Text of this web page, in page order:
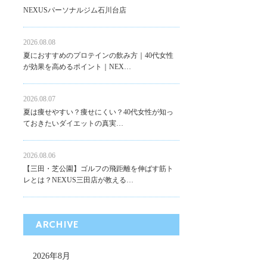
NEXUSパーソナルジム石川台店
2026.08.08
夏におすすめのプロテインの飲み方｜40代女性
が効果を高めるポイント｜NEX…
2026.08.07
夏は痩せやすい？痩せにくい？40代女性が知っ
ておきたいダイエットの真実…
2026.08.06
【三田・芝公園】ゴルフの飛距離を伸ばす筋ト
レとは？NEXUS三田店が教える…
ARCHIVE
2026年8月